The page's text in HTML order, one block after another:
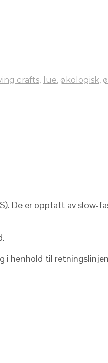
crafts, lue, økologisk,
De er opptatt av slow-
i henhold til